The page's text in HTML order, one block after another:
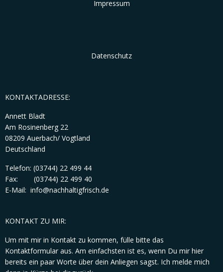
Impressum
Datenschutz
KONTAKTADRESSE:
Annett Bladt
Am Rosinenberg 22
08209 Auerbach/ Vogtland
Deutschland
Telefon: (03744) 22 499 44
Fax: (03744) 22 499 40
E-Mail: info@nachhaltigfrisch.de
KONTAKT ZU MIR:
Um mit mir in Kontakt zu kommen, fülle bitte das
Kontaktformular aus. Am einfachsten ist es, wenn Du mir hier
bereits ein paar Worte über dein Anliegen sagst. Ich melde mich